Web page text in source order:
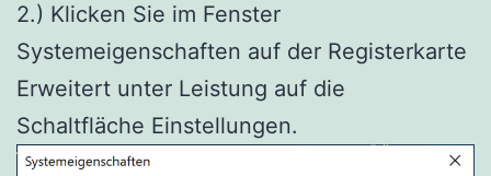
2.) Klicken Sie im Fenster
Systemeigenschaften auf der Registerkarte
Erweitert unter Leistung auf die
Schaltfläche Einstellungen.